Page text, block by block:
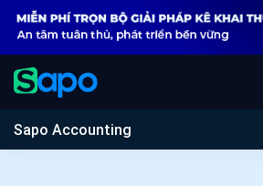
Sapo Accounting